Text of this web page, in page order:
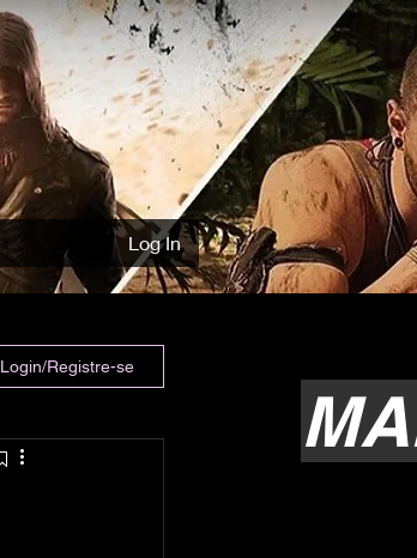
Log In
Login/Registre-se